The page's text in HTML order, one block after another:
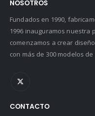
NOSOTROS
Fundados en 1990,
1996 inauguramos nuestra
comenzamos a crear
con más de 300 modelos
CONTACTO